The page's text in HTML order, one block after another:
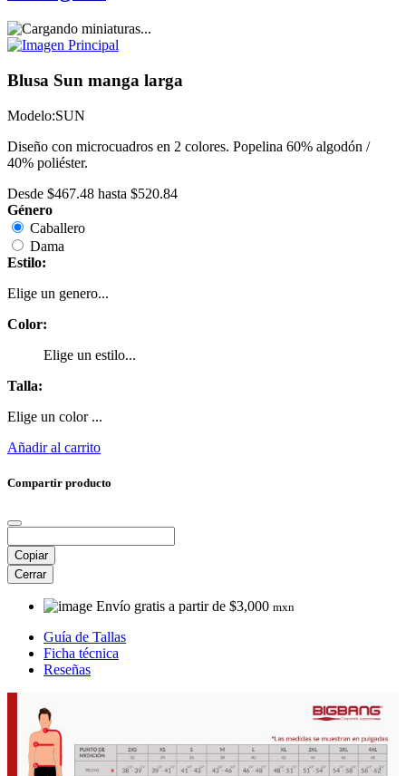
Blusa Sun manga larga
Modelo:SUN
Diseño con microcuadros en 2 colores. Popelina 60% algodón /
40% poliéster.
Desde $467.48 hasta $520.84
Género
Caballero
Dama
Estilo:
Elige un genero...
Color:
Elige un estilo...
Talla:
Elige un color ...
Añadir al carrito
Compartir producto
Copiar
Cerrar
Envío gratis a partir de $3,000 mxn
Guía de Tallas
Ficha técnica
Reseñas